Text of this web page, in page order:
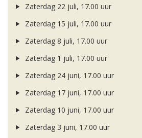
Zaterdag 22 juli, 17.00 uur
Zaterdag 15 juli, 17.00 uur
Zaterdag 8 juli, 17.00 uur
Zaterdag 1 juli, 17.00 uur
Zaterdag 24 juni, 17.00 uur
Zaterdag 17 juni, 17.00 uur
Zaterdag 10 juni, 17.00 uur
Zaterdag 3 juni, 17.00 uur